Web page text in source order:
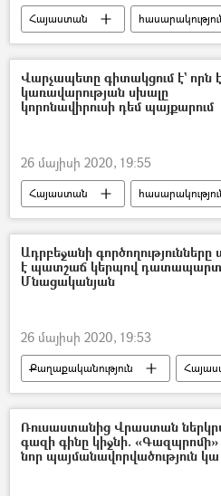
Հայաստան
Արսեն Թորոսյան
Նախարար
Կորոնավիրուսը Հայաստանում և
Վարչապետը գիտակցում է` որն է
կառավարության սխալը
կորոնավիրուսի դեմ պայքարում
26 մայիսի 2020, 19:55
Հայաստան
Վարչապետ
Նիկոլ
կորոնավիրուս
Կորոնավիրուսը Հայաստանում և
Ադրբեջանի
է պատշաճ կերպով
Մնացականյան
26 մայիսի 2020, 19:53
Քաղաքականություն
Զոհրաբ Մնացականյան
Ռուսաստանից Վրաստան
գազի գինը կիջնի.
նոր պայմանավորվածություն կա